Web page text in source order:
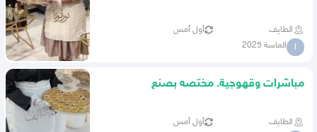
الطايف أول أمس
ا الماسة 2025
مباشرات وقهوجية. مختصه بصنع
الطايف أول أمس